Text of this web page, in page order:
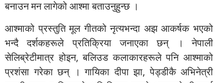
बनाउन मन लागेको आश्मा बताउनुहुन्छ ।
आश्माको प्रस्तुति मूल गीतको नृत्यभन्दा अझ आकर्षक भएको
भन्दै दर्शकहरूले प्रतिक्रिया जनाएका छन् । नेपाली
सेलिब्रेटीमात्र होइन, बलिउड कलाकारहरूले पनि आश्माको
प्रशंसा गरेका छन् । गायिका दीपा झा, पेड्डीकै अभिनेत्री